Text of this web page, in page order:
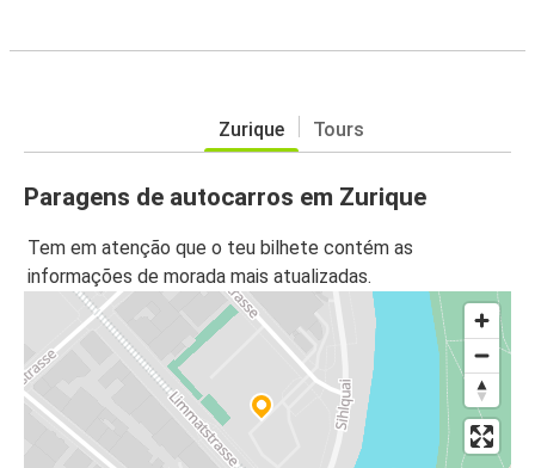
Zurique Tours
Paragens de autocarros em Zurique
Tem em atenção que o teu bilhete contém as
informações de morada mais atualizadas.